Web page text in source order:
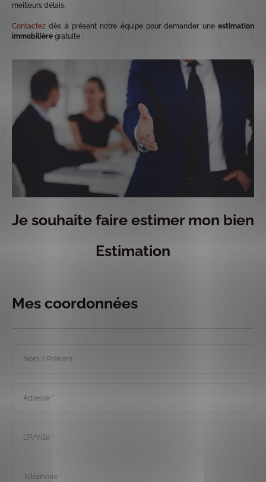
meilleurs délais.
Contactez dès à présent notre équipe pour demander une estimation
immobilière gratuite :
Je souhaite faire estimer mon bien
Estimation
Mes coordonnées